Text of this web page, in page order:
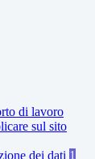
di lavoro
sul sito
dei dati 1